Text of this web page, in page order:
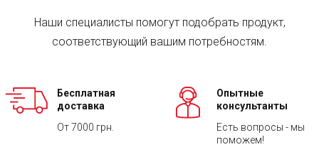
Наши специалисты помогут подобрать продукт,
соответствующий вашим потребностям.
Бесплатная
доставка
От 7000 грн.
Опытные
консультанты
Есть вопросы - мы
поможем!